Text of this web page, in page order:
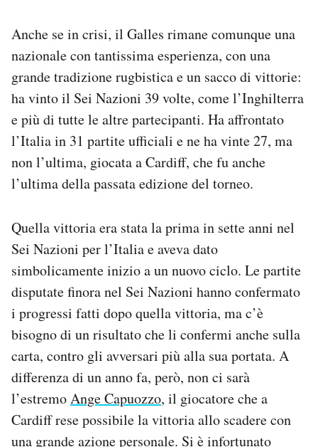
Anche se in crisi, il Galles rimane comunque una
nazionale con tantissima esperienza, con una
grande tradizione rugbistica e un sacco di vittorie:
ha vinto il Sei Nazioni 39 volte, come l’Inghilterra
e più di tutte le altre partecipanti. Ha affrontato
l’Italia in 31 partite ufficiali e ne ha vinte 27, ma
non l’ultima, giocata a Cardiff, che fu anche
l’ultima della passata edizione del torneo.
Quella vittoria era stata la prima in sette anni nel
Sei Nazioni per l’Italia e aveva dato
simbolicamente inizio a un nuovo ciclo. Le partite
disputate finora nel Sei Nazioni hanno confermato
i progressi fatti dopo quella vittoria, ma c’è
bisogno di un risultato che li confermi anche sulla
carta, contro gli avversari più alla sua portata. A
differenza di un anno fa, però, non ci sarà
l’estremoAnge Capuozzo, il giocatore che a
Cardiff rese possibile la vittoria allo scadere con
una grande azione personale. Si è infortunato